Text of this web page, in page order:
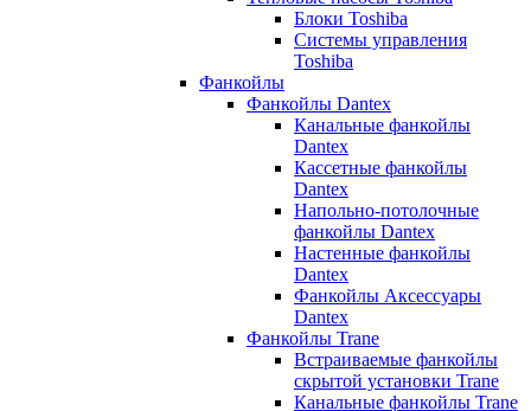
Блоки Toshiba
Системы управления
Toshiba
Фанкойлы
Фанкойлы Dantex
Канальные фанкойлы
Dantex
Кассетные фанкойлы
Dantex
Напольно-потолочные
фанкойлы Dantex
Настенные фанкойлы
Dantex
Фанкойлы Аксессуары
Dantex
Фанкойлы Trane
Встраиваемые фанкойлы
скрытой установки Trane
Канальные фанкойлы Trane